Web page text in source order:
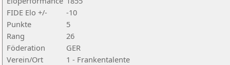
FIDE Elo +/-
-10
Punkte
5
Rang
26
Föderation
GER
Verein/Ort
1 - Frankentalente